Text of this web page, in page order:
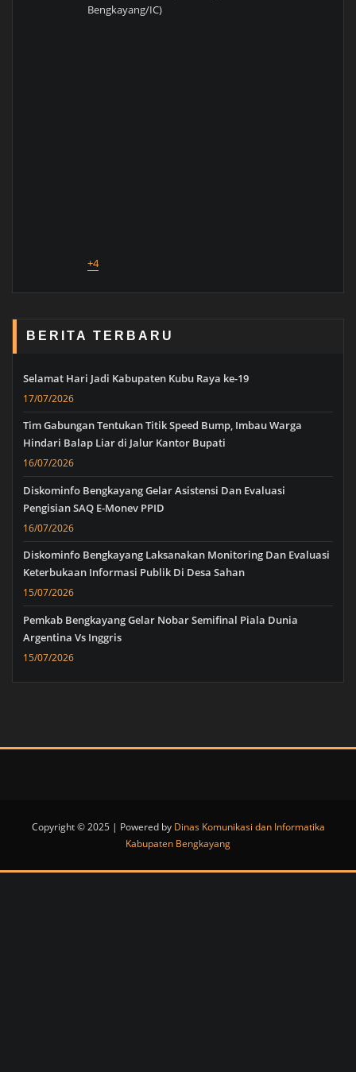
Bengkayang/IC)
+4
BERITA TERBARU
Selamat Hari Jadi Kabupaten Kubu Raya ke-19
17/07/2026
Tim Gabungan Tentukan Titik Speed Bump, Imbau Warga
Hindari Balap Liar di Jalur Kantor Bupati
16/07/2026
Diskominfo Bengkayang Gelar Asistensi Dan Evaluasi
Pengisian SAQ E-Monev PPID
16/07/2026
Diskominfo Bengkayang Laksanakan Monitoring Dan Evaluasi
Keterbukaan Informasi Publik Di Desa Sahan
15/07/2026
Pemkab Bengkayang Gelar Nobar Semifinal Piala Dunia
Argentina Vs Inggris
15/07/2026
Copyright © 2025 | Powered by Dinas Komunikasi dan Informatika
Kabupaten Bengkayang